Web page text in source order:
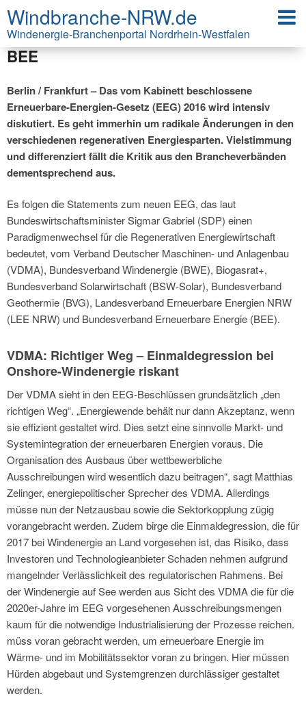
Windbranche-NRW.de
Windenergie-Branchenportal Nordrhein-Westfalen
EEG 2016: Kritik von VDMA, BWE,
Biogasrat, BSW, BVG, LEE NRW und
BEE
Berlin / Frankfurt – Das vom Kabinett beschlossene
Erneuerbare-Energien-Gesetz (EEG) 2016 wird intensiv
diskutiert. Es geht immerhin um radikale Änderungen in den
verschiedenen regenerativen Energiesparten. Vielstimmung
und differenziert fällt die Kritik aus den Brancheverbänden
dementsprechend aus.
Es folgen die Statements zum neuen EEG, das laut
Bundeswirtschaftsminister Sigmar Gabriel (SDP) einen
Paradigmenwechsel für die Regenerativen Energiewirtschaft
bedeutet, vom Verband Deutscher Maschinen- und Anlagenbau
(VDMA), Bundesverband Windenergie (BWE), Biogasrat+,
Bundesverband Solarwirtschaft (BSW-Solar), Bundesverband
Geothermie (BVG), Landesverband Erneuerbare Energien NRW
(LEE NRW) und Bundesverband Erneuerbare Energie (BEE).
VDMA: Richtiger Weg – Einmaldegression bei
Onshore-Windenergie riskant
Der VDMA sieht in den EEG-Beschlüssen grundsätzlich „den
richtigen Weg“. „Energiewende behält nur dann Akzeptanz, wenn
sie effizient gestaltet wird. Dies setzt eine sinnvolle Markt- und
Systemintegration der erneuerbaren Energien voraus. Die
Organisation des Ausbaus über wettbewerbliche
Ausschreibungen wird wesentlich dazu beitragen“, sagt Matthias
Zelinger, energiepolitischer Sprecher des VDMA. Allerdings
müsse nun der Netzausbau sowie die Sektorkopplung zügig
vorangebracht werden. Zudem birge die Einmaldegression, die für
2017 bei Windenergie an Land vorgesehen ist, das Risiko, dass
Investoren und Technologieanbieter Schaden nehmen aufgrund
mangelnder Verlässlichkeit des regulatorischen Rahmens. Bei
der Windenergie auf See werden aus Sicht des VDMA die für die
2020er-Jahre im EEG vorgesehenen Ausschreibungsmengen
kaum für die notwendige Industrialisierung der Prozesse reichen.
müss voran gebracht werden, um erneuerbare Energie im
Wärme- und im Mobilitätssektor voran zu bringen. Hier müssen
Hürden abgebaut und Systemgrenzen durchlässiger gestaltet
werden.